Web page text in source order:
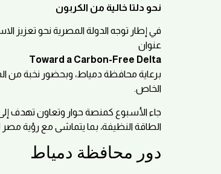
نحو دلتا خالية من الكربون
في إطار توجه الدولة المصرية نحو تعزيز
عنوان
Toward a Carbon-Free Delta
برعاية محافظة دمياط، وبحضور نخبة من
الخاص.
جاء الأسبوع كمنصة حوار وتعاون تهدف إلى
الطاقة النظيفة، بما يتماشى مع رؤية مصر
دور محافظة دمياط